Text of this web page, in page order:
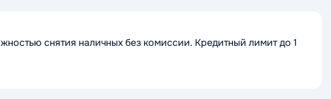
снятия наличных без комиссии. Кредитный лимит до 1